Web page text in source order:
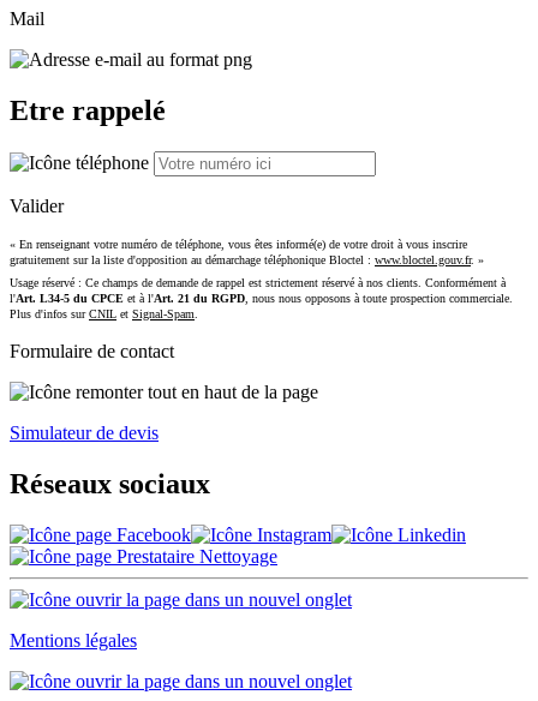
Mail
Etre rappelé
Valider
« En renseignant votre numéro de téléphone, vous êtes informé(e) de votre droit à vous inscrire
gratuitement sur la liste d'opposition au démarchage téléphonique Bloctel : www.bloctel.gouv.fr. »
Usage réservé : Ce champs de demande de rappel est strictement réservé à nos clients. Conformément à
l'Art. L34-5 du CPCE et à l'Art. 21 du RGPD, nous nous opposons à toute prospection commerciale.
Plus d'infos surCNIL et Signal-Spam.
Formulaire de contact
Simulateur de devis
Réseaux sociaux
Mentions légales